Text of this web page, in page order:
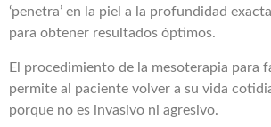
‘penetra’ en la piel a la profundidad
para obtener resultados óptimos.
El procedimiento de la mesoterapia para
permite al paciente volver a su vida
porque no es invasivo ni agresivo.